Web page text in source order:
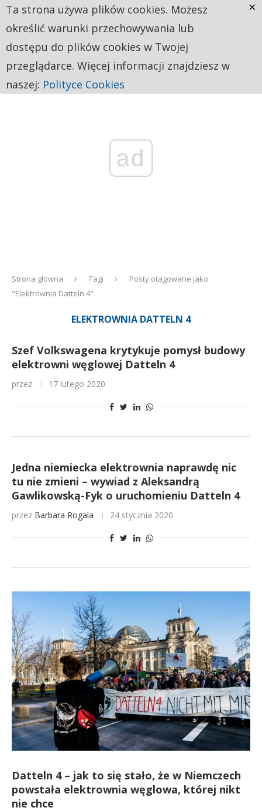
ad
Strona główna Tagi
Posty otagowane jako
"Elektrownia Datteln 4"
ELEKTROWNIA DATTELN 4
Szef Volkswagena krytykuje pomysł budowy
elektrowni węglowej Datteln 4
przez 17 lutego 2020
Jedna niemiecka elektrownia naprawdę nic
tu nie zmieni – wywiad z Aleksandrą
Gawlikowską-Fyk o uruchomieniu Datteln 4
przez Barbara Rogala 24 stycznia 2020
Datteln 4 – jak to się stało, że w Niemczech
powstała elektrownia węglowa, której nikt
nie chce
Ta strona używa plików cookies. Możesz
określić warunki przechowywania lub
dostępu do plików cookies w Twojej
przeglądarce. Więcej informacji znajdziesz w
naszej: Polityce Cookies
×